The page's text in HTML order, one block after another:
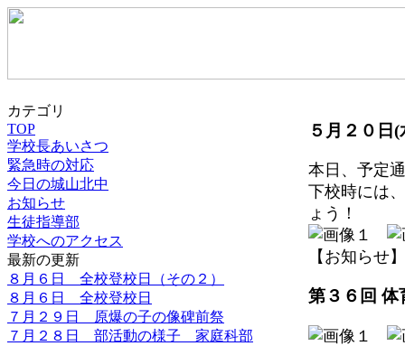
カテゴリ
TOP
学校長あいさつ
緊急時の対応
今日の城山北中
お知らせ
生徒指導部
学校へのアクセス
最新の更新
８月６日 全校登校日（その２）
８月６日 全校登校日
７月２９日 原爆の子の像碑前祭
７月２８日 部活動の様子 家庭科部
５月２０日
本日、予定
下校時には
ょう！
【お知らせ
第３６回 体